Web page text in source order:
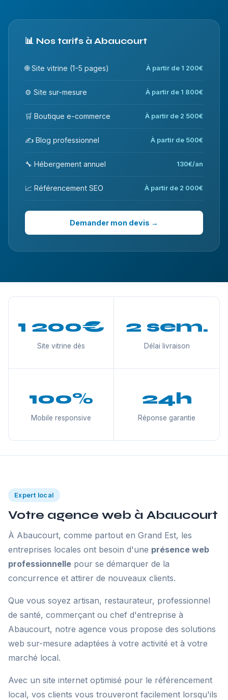
📊 Nos tarifs à Abaucourt
🌐 Site vitrine (1-5 pages) À partir de 1 200€
⚙️ Site sur-mesure À partir de 1 800€
🛒 Boutique e-commerce À partir de 2 500€
✍️ Blog professionnel À partir de 500€
🔧 Hébergement annuel 130€/an
📈 Référencement SEO À partir de 2 000€
Demander mon devis →
1 200€
Site vitrine dès
2 sem.
Délai livraison
100%
Mobile responsive
24h
Réponse garantie
Expert local
Votre agence web à Abaucourt
À Abaucourt, comme partout en Grand Est, les
entreprises locales ont besoin d'une présence web
professionnelle pour se démarquer de la
concurrence et attirer de nouveaux clients.
Que vous soyez artisan, restaurateur, professionnel
de santé, commerçant ou chef d'entreprise à
Abaucourt, notre agence vous propose des solutions
web sur-mesure adaptées à votre activité et à votre
marché local.
Avec un site internet optimisé pour le référencement
local, vos clients vous trouveront facilement lorsqu'ils